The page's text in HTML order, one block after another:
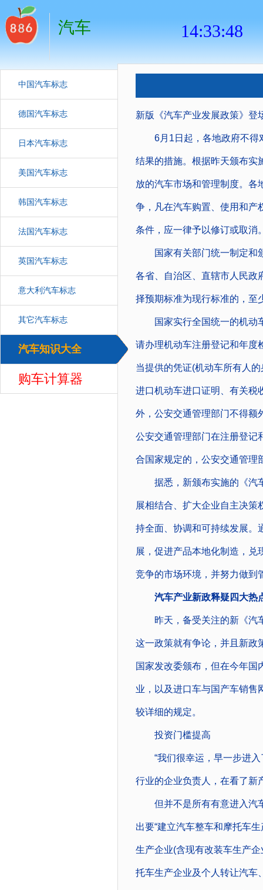
汽车
中国汽车标志
德国汽车标志
日本汽车标志
美国汽车标志
韩国汽车标志
法国汽车标志
英国汽车标志
意大利汽车标志
其它汽车标志
汽车知识大全
购车计算器
新版《汽车产业发展政策》登
6月1日起，各地政府不得
结果的措施。根据昨天颁布实
放的汽车市场和管理制度。各
争，凡在汽车购置、使用和产
条件，应一律予以修订或取消
国家有关部门统一制定和颁
各省、自治区、直辖市人民政
择预期标准为现行标准的，至
国家实行全国统一的机动车
请办理机动车注册登记和年度
当提供的凭证(机动车所有人
进口机动车进口证明、有关税
外，公安交通管理部门不得额
公安交通管理部门在注册登记
合国家规定的，公安交通管理
据悉，新颁布实施的《汽车
展相结合、扩大企业自主决策
持全面、协调和可持续发展。
展，促进产品本地化制造，兑
竞争的市场环境，并努力做到
汽车产业新政释疑四大热
昨天，备受关注的新《汽车
这一政策就有争论，并且新政
国家发改委颁布，但在今年国
业，以及进口车与国产车销售
较详细的规定。
投资门槛提高
“我们很幸运，早一步进入
行业的企业负责人，在看了新
但并不是所有有意进入汽车
出要“建立汽车整车和摩托车
生产企业(含现有改装车生产
托车生产企业及个人转让汽车